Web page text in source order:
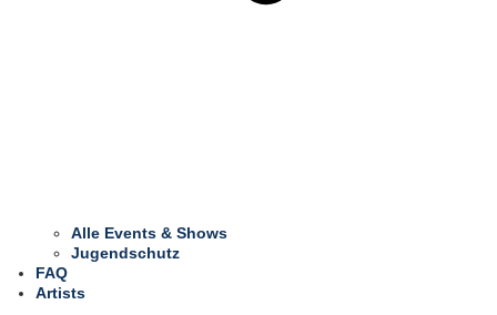
Alle Events & Shows
Jugendschutz
FAQ
Artists